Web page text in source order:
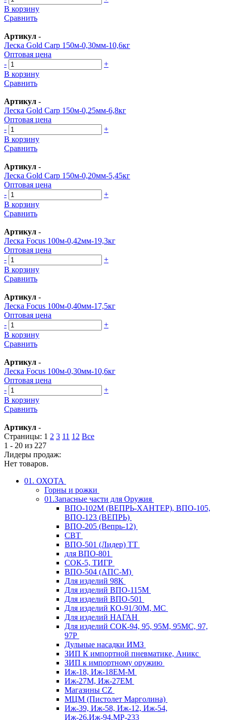
В корзину
Сравнить
Артикул -
Леска Gold Carp 150м-0,30мм-10,6кг
Оптовая цена
-
+
В корзину
Сравнить
Артикул -
Леска Gold Carp 150м-0,25мм-6,8кг
Оптовая цена
-
+
В корзину
Сравнить
Артикул -
Леска Gold Carp 150м-0,20мм-5,45кг
Оптовая цена
-
+
В корзину
Сравнить
Артикул -
Леска Focus 100м-0,42мм-19,3кг
Оптовая цена
-
+
В корзину
Сравнить
Артикул -
Леска Focus 100м-0,40мм-17,5кг
Оптовая цена
-
+
В корзину
Сравнить
Артикул -
Леска Focus 100м-0,30мм-10,6кг
Оптовая цена
-
+
В корзину
Сравнить
Артикул -
Страницы: 1 2 3 11 12 Все
1 - 20 из 227
Лидеры продаж:
Нет товаров.
01. ОХОТА
Горны и рожки
01.Запасные части для Оружия
ВПО-102М (ВЕПРЬ-ХАНТЕР), ВПО-105,
ВПО-123 (ВЕПРЬ)
ВПО-205 (Вепрь-12)
СВТ
ВПО-501 (Лидер) ТТ
для ВПО-801
СОК-5, ТИГР
ВПО-504 (АПС-М)
Для изделий 98К
Для изделий ВПО-115М
Для изделий ВПО-501
Для изделий КО-91/30М, МС
Для изделий НАГАН
Для изделий СОК-94, 95, 95М, 95МС, 97,
97Р
Дульные насадки ИМЗ
ЗИП К импортной пневматике, Аникс
ЗИП к импортному оружию
Иж-18, Иж-18ЕМ-М
Иж-27М, Иж-27ЕМ
Магазины CZ
МЦМ (Пистолет Марголина)
Иж-39, Иж-58, Иж-12, Иж-54,
Иж-26,Иж-94,МР-233